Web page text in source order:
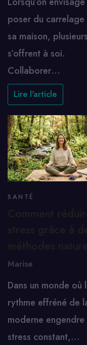
poser du carrelage
sa maison,
s’offrent à soi.
Collaborer…
Lire l'article
SANTÉ
Marise
Dans un monde où
rythme effréné de
moderne engendre
stress constant,…